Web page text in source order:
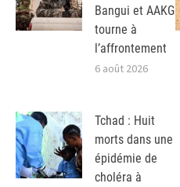
Bangui et AAKG
tourne à
l’affrontement
6 août 2026
Tchad : Huit
morts dans une
épidémie de
choléra à